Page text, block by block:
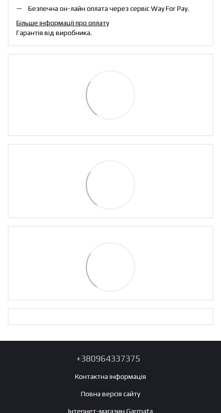
Безпечна он-лайн оплата через сервіс Way For Pay.
Більше інформації про оплату
Гарантія від виробника.
+380964337375
Контактна інформація
Повна версія сайту
Інтернет-магазин Garmata